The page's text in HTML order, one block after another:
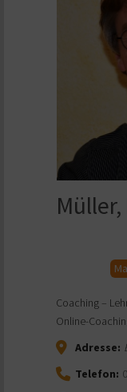
Coaching –
Online-
Adresse:
Telefon: